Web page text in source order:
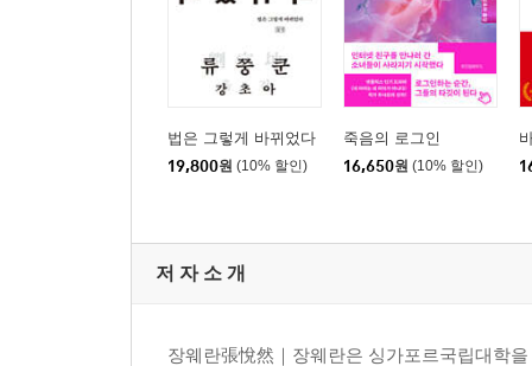
법은 그렇게 바뀌었다
19,800원 (10% 할인)
죽음의 로그인
16,650원 (10% 할인)
저 자 소 개
장웨란張悅然｜장웨란은 싱가포르국립대학